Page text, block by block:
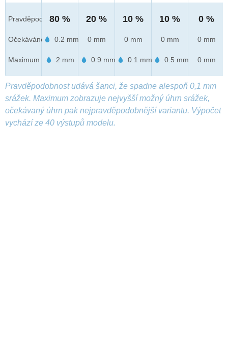
Pravděpod.
Očekáváno
Maximum
80 %
0.2 mm
2 mm
20 %
0 mm
0.9 mm
10 %
0 mm
0.1 mm
10 %
0 mm
0.5 mm
0 %
0 mm
0 mm
Pravděpodobnost udává šanci, že spadne alespoň 0,1 mm
srážek. Maximum zobrazuje nejvyšší možný úhrn srážek,
očekávaný úhrn pak nejpravděpodobnější variantu. Výpočet
vychází ze 40 výstupů modelu.